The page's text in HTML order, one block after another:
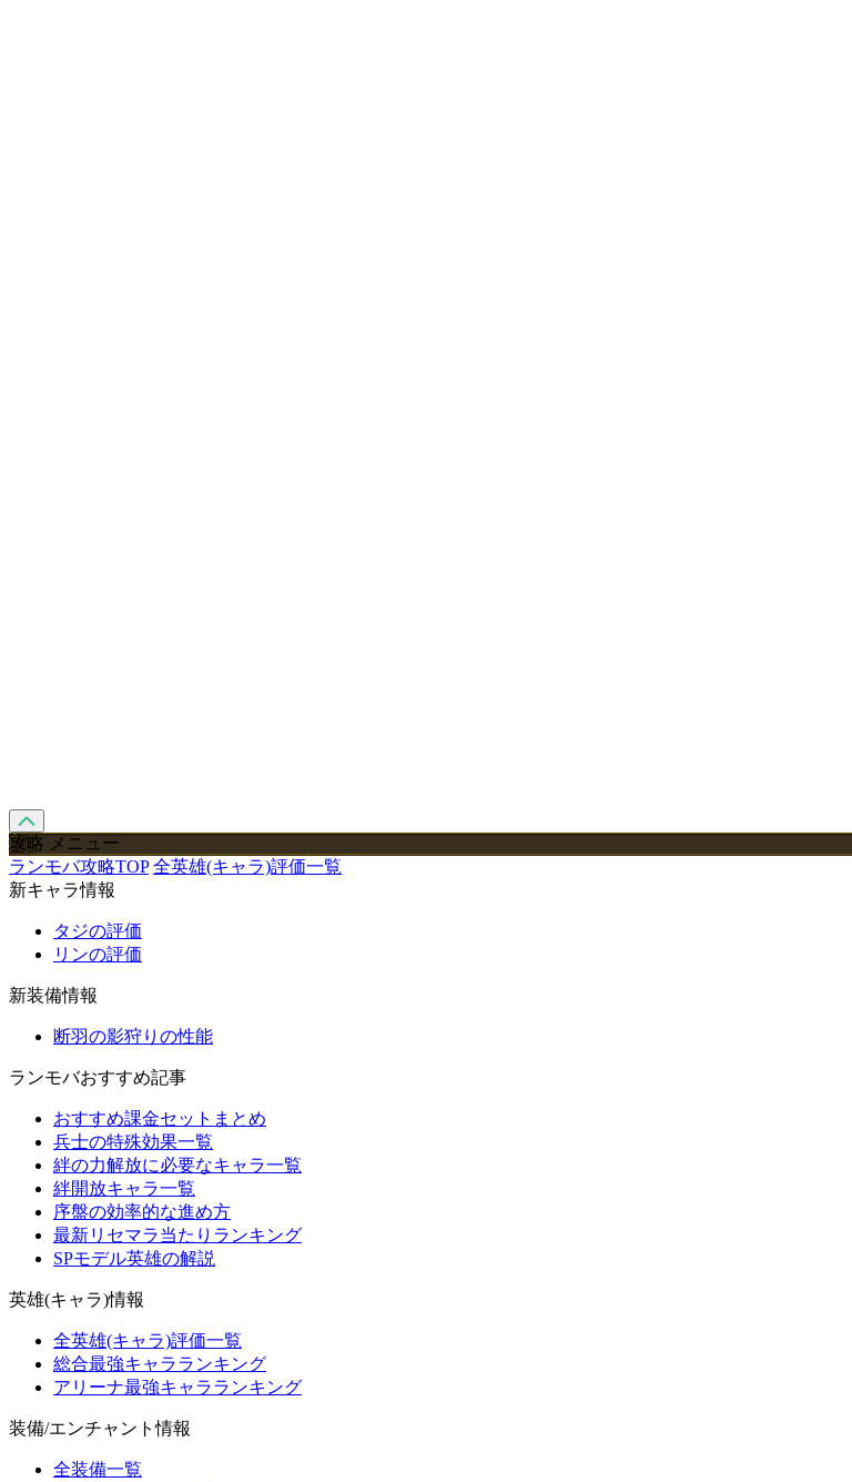
攻略 メニュー
ランモバ攻略TOP 全英雄(キャラ)評価一覧
新キャラ情報
タジの評価
リンの評価
新装備情報
断羽の影狩りの性能
ランモバおすすめ記事
おすすめ課金セットまとめ
兵士の特殊効果一覧
絆の力解放に必要なキャラ一覧
絆開放キャラ一覧
序盤の効率的な進め方
最新リセマラ当たりランキング
SPモデル英雄の解説
英雄(キャラ)情報
全英雄(キャラ)評価一覧
総合最強キャラランキング
アリーナ最強キャラランキング
装備/エンチャント情報
全装備一覧